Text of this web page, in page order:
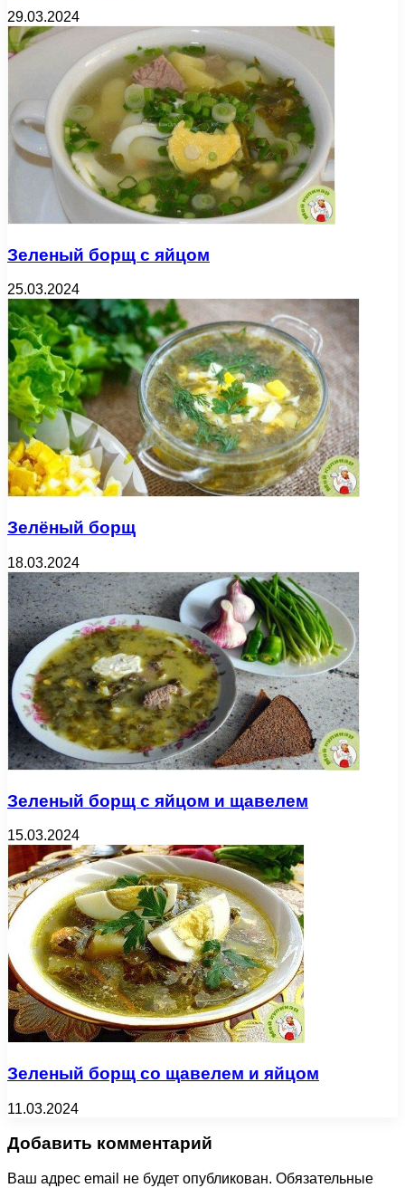
29.03.2024
Зеленый борщ с яйцом
25.03.2024
Зелёный борщ
18.03.2024
Зеленый борщ с яйцом и щавелем
15.03.2024
Зеленый борщ со щавелем и яйцом
11.03.2024
Добавить комментарий
Ваш адрес email не будет опубликован. Обязательные